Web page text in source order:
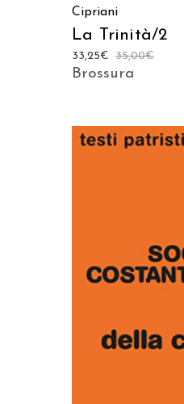
Cipriani
La Trinità/2
35,00€
33,25€
Brossura